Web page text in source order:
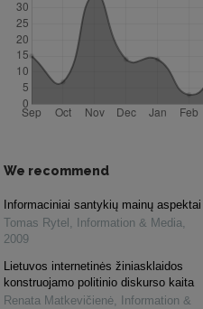
We recommend
Informaciniai santykių mainų aspektai
Tomas Rytel , Information & Media,
2009
Lietuvos internetinės žiniasklaidos
konstruojamo politinio diskurso kaita
Renata Matkevičienė,
Information &